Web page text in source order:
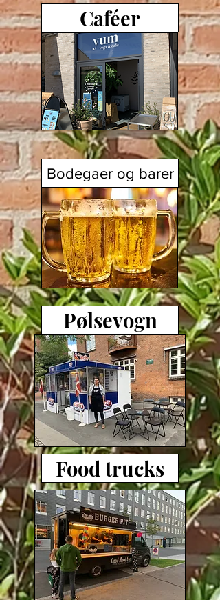
Caféer
Bodegaer og barer
Pølsevogn
Food trucks